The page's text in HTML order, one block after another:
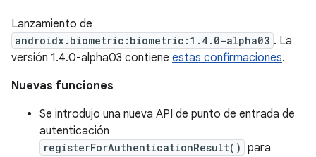
Lanzamiento de
androidx.biometric:biometric:1.4.0-alpha03 . La
versión 1.4.0-alpha03 contiene estas confirmaciones.
Nuevas funciones
Se introdujo una nueva API de punto de entrada de
autenticación
registerForAuthenticationResult() para